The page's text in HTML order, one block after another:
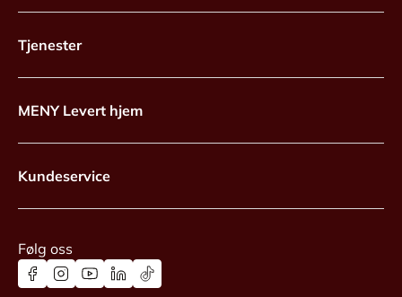
Tjenester
MENY Levert hjem
Kundeservice
Følg oss